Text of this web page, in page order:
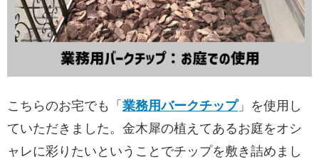
こちらのお宅でも「業務用バークチップ」を使用し
ていただきました。金木犀の植えてあるお庭をオシ
ャレに彩りたいということでチップを敷き詰めまし